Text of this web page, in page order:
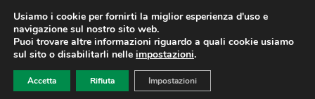
Usiamo i cookie per fornirti la miglior esperienza d'uso e
navigazione sul nostro sito web.
Puoi trovare altre informazioni riguardo a quali cookie usiamo
sul sito o disabilitarli nelle impostazioni.
Accetta Rifiuta Impostazioni